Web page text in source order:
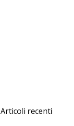
Articoli recenti